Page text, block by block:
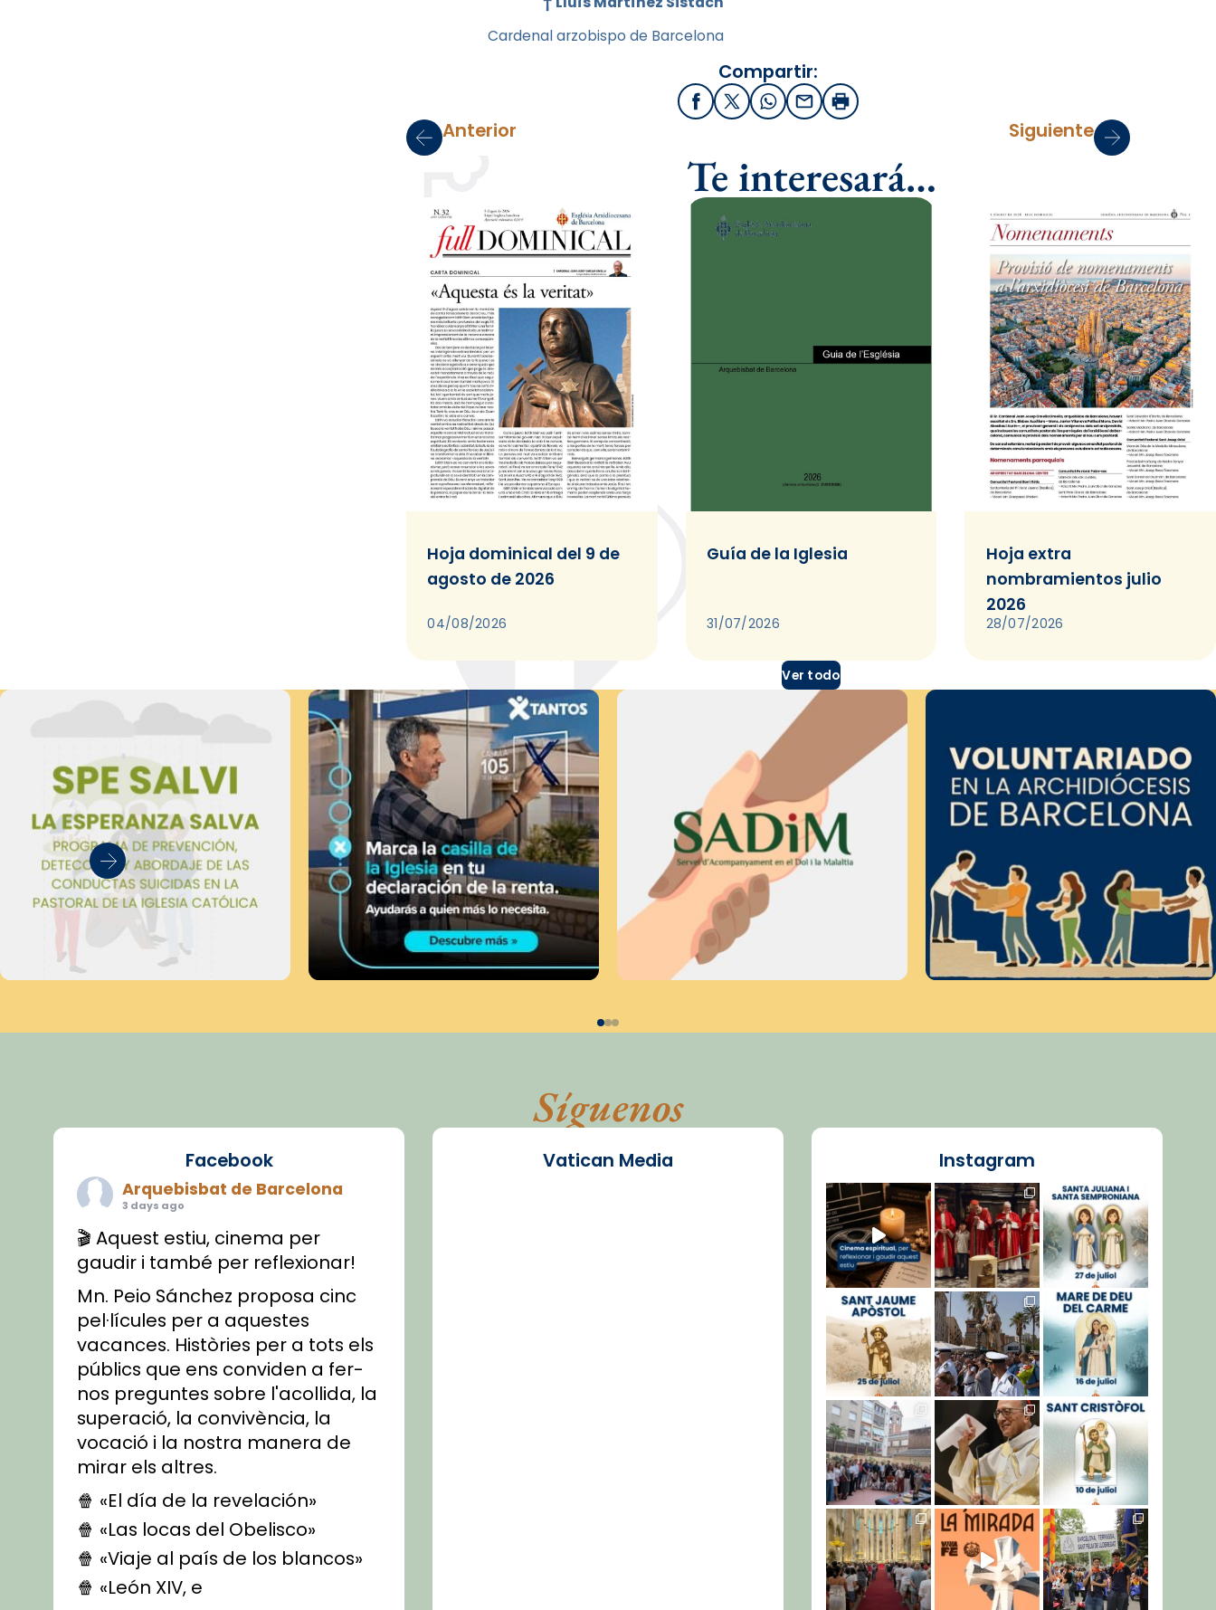
Cardenal arzobispo de Barcelona
Compartir:
FacebookX / Twitter
WhatsApp
EmailImprimir
Anterior Siguiente
Te interesará…
Hoja dominical del 9 de
agosto de 2026
04/08/2026
Guía de la Iglesia
31/07/2026
Hoja extra
nombramientos julio
2026
28/07/2026
Ver todo
Síguenos
Facebook
Arquebisbat de Barcelona
3 days ago
🎬 Aquest estiu, cinema per
gaudir i també per reflexionar!
Mn. Peio Sánchez proposa cinc
pel·lícules per a aquestes
vacances. Històries per a tots els
públics que ens conviden a fer-
nos preguntes sobre l'acollida, la
superació, la convivència, la
vocació i la nostra manera de
mirar els altres.
🍿 «El día de la revelación»
🍿 «Las locas del Obelisco»
🍿 «Viaje al país de los blancos»
🍿 «León XIV, e
Vatican Media Instagram